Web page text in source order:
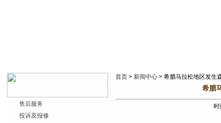
售后服务
投诉及报修
首页 > 新闻中心 > 希腊马拉松地区发生
希腊